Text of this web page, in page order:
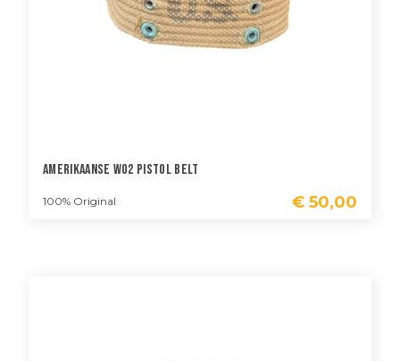
Amerikaanse WO2 Pistol Belt
100% Original € 50,00